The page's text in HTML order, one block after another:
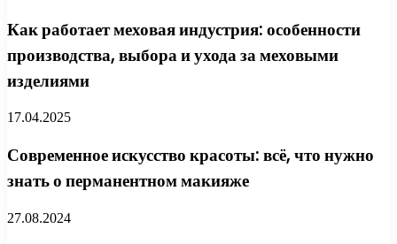
Как работает меховая индустрия: особенности
производства, выбора и ухода за меховыми
изделиями
17.04.2025
Современное искусство красоты: всё, что нужно
знать о перманентном макияже
27.08.2024